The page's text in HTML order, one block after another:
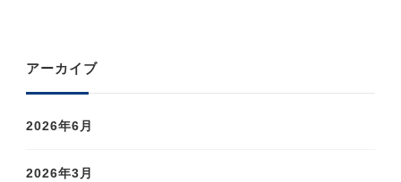
アーカイブ
2026年6月
2026年3月